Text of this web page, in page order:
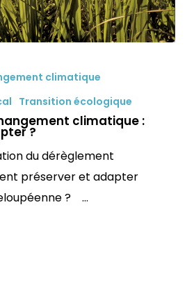
climatique
Transition écologique
climatique :
?
du dérèglement
préserver et adapter
? …